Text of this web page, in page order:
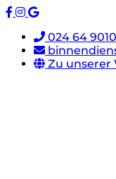
024 64
Zu unserer